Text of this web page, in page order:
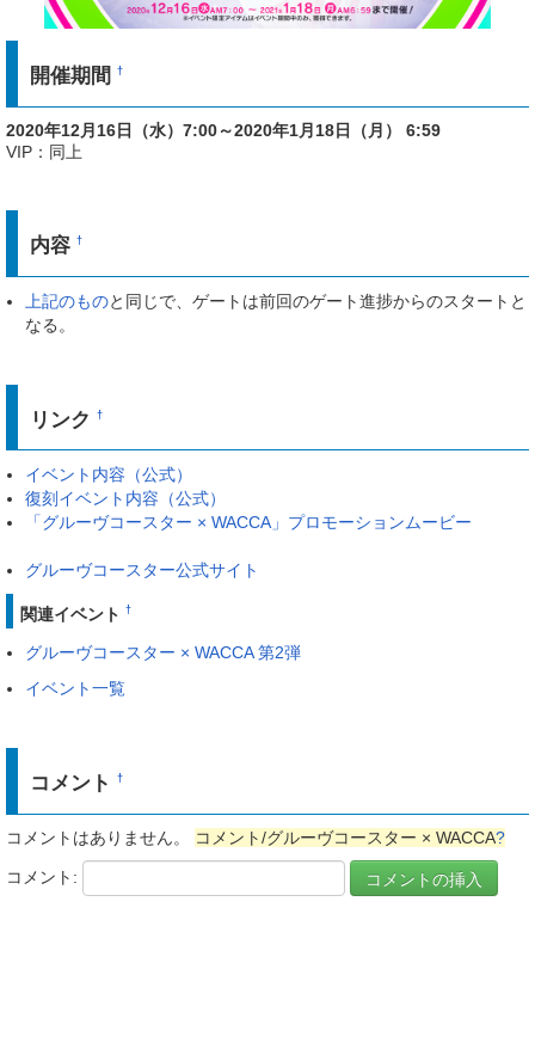
開催期間†
2020年12月16日（水）7:00～2020年1月18日（月） 6:59
VIP：同上
内容†
上記のものと同じで、ゲートは前回のゲート進捗からのスタートと
なる。
リンク†
イベント内容（公式）
復刻イベント内容（公式）
「グルーヴコースター × WACCA」プロモーションムービー
グルーヴコースター公式サイト
関連イベント †
グルーヴコースター × WACCA 第2弾
イベント一覧
コメント†
コメントはありません。 コメント/グルーヴコースター × WACCA?
コメント: